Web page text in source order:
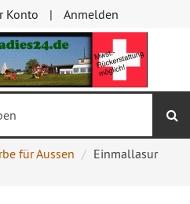
Konto Anmelden
für Aussen Einmallasur